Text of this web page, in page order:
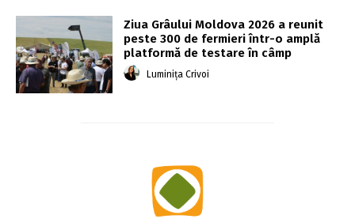
Ziua Grâului Moldova 2026 a reunit
peste 300 de fermieri într-o amplă
platformă de testare în câmp
Luminița Crivoi